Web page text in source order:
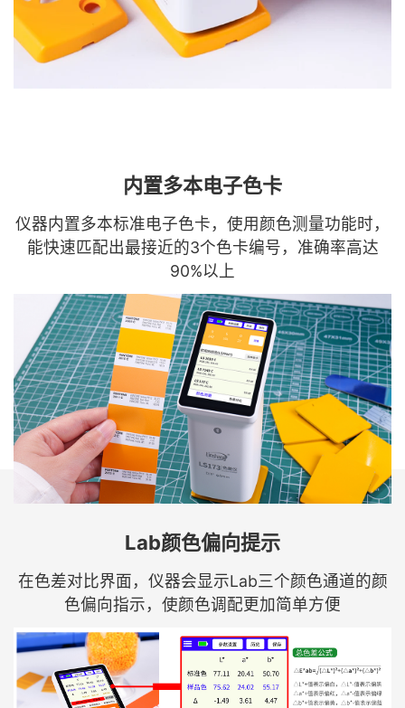
内置多本电子色卡
仪器内置多本标准电子色卡，使用颜色测量功能时，
能快速匹配出最接近的3个色卡编号，准确率高达
90%以上
Lab颜色偏向提示
在色差对比界面，仪器会显示Lab三个颜色通道的颜
色偏向指示，使颜色调配更加简单方便